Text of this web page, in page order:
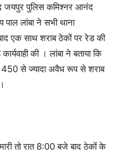
जयपुर पुलिस कमिश्नर आनंद
लांबा ने सभी थाना
एक साथ शराब ठेकों पर रेड की
की । लांबा ने बताया कि
450 से ज्यादा अवैध रूप से शराब
तो रात 8:00 बजे बाद ठेकों के